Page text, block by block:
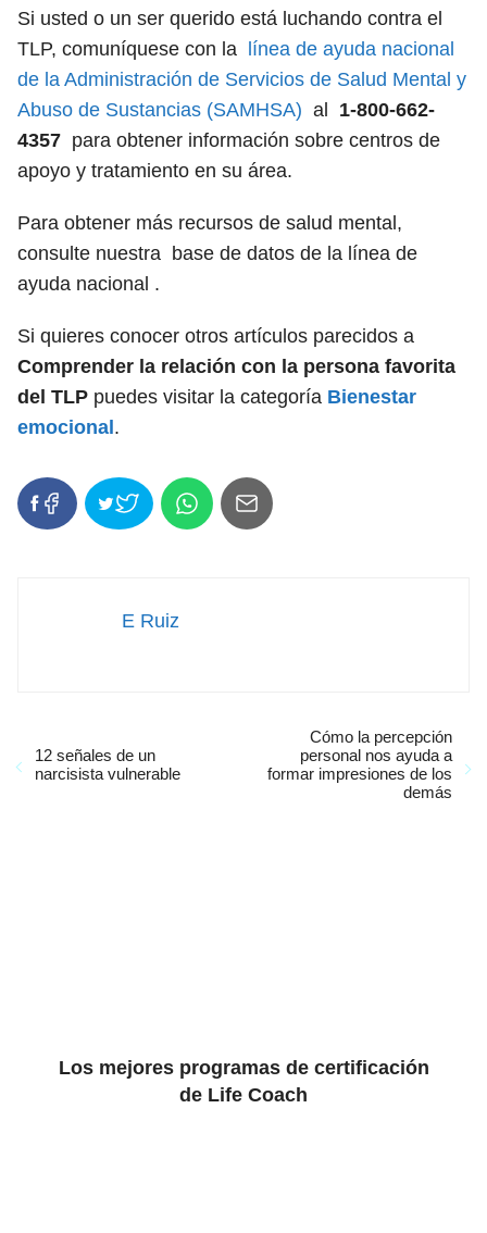
Si usted o un ser querido está luchando contra el
TLP, comuníquese con la
línea de ayuda nacional
de la Administración de Servicios de Salud Mental y
Abuso de Sustancias (SAMHSA) al 1-800-662-
4357 para obtener información sobre centros de
apoyo y tratamiento en su área.
Para obtener más recursos de salud mental,
consulte nuestra base de datos de la línea de
ayuda nacional .
Si quieres conocer otros artículos parecidos a
Comprender la relación con la persona favorita
del TLP puedes visitar la categoría Bienestar
emocional .
E Ruiz
12 señales de un
narcisista vulnerable
Cómo la percepción
personal nos ayuda a
formar impresiones de los
demás
Los mejores programas de certificación
de Life Coach